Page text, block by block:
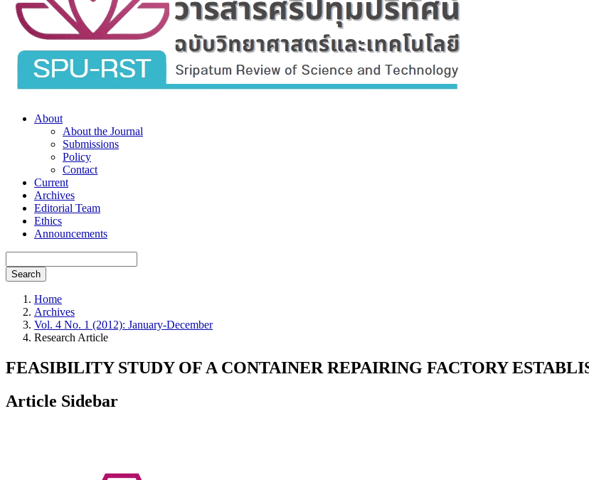
About
About the Journal
Submissions
Policy
Contact
Current
Archives
Editorial Team
Ethics
Announcements
Search
Home
Archives
Vol. 4 No. 1 (2012): January-December
Research Article
FEASIBILITY STUDY OF A CONTAINER REPAIRING FACTORY
Article Sidebar